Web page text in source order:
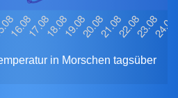
in Morschen tagsüber